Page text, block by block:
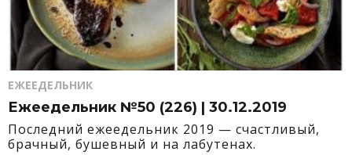
ЕЖЕЕДЕЛЬНИК
Ежеедельник №50 (226) | 30.12.2019
Последний ежеедельник 2019 — счастливый,
брачный, бушевный и на лабутенах.